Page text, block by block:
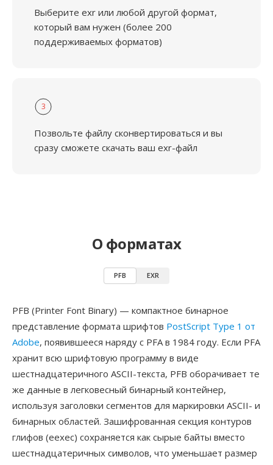
Выберите exr или любой другой формат,
который вам нужен (более 200
поддерживаемых форматов)
3
Позвольте файлу сконвертироваться и вы
сразу сможете скачать ваш exr-файл
О форматах
PFB EXR
PFB (Printer Font Binary) — компактное бинарное
представление формата шрифтов PostScript Type 1 от
Adobe, появившееся наряду с PFA в 1984 году. Если PFA
хранит всю шрифтовую программу в виде
шестнадцатеричного ASCII-текста, PFB оборачивает те
же данные в легковесный бинарный контейнер,
используя заголовки сегментов для маркировки ASCII- и
бинарных областей. Зашифрованная секция контуров
глифов (eexec) сохраняется как сырые байты вместо
шестнадцатеричных символов, что уменьшает размер